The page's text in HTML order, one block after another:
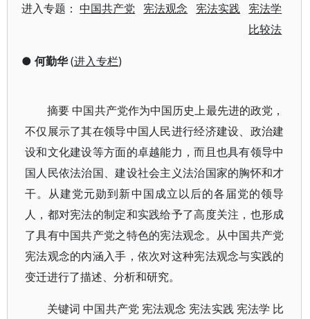
进入专题：中国共产党 宪法观念 宪法实践 宪法学
比较法
● 何勤华(进入专栏)
摘要 中国共产党作为中国历史上最先进的政党，
不仅展示了其在领导中国人民进行经济建设、政治建
设和文化建设等方面的卓越能力，而且也具有领导中
国人民依法治国、建设社会主义法治国家的胸怀和才
干。从建党元勋到新中国成立以后的各届党的领导
人，都对宪法的制定和实践给予了高度关注，也形成
了具有中国共产党之特色的宪法观念。从中国共产党
宪法观念的内涵入手，依次对这种宪法观念与实践的
变迁进行了描述、分析和研究。
关键词 中国共产党 宪法观念 宪法实践 宪法学 比